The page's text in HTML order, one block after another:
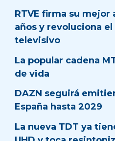
RTVE firma su mejor
años y revoluciona el
televisivo
La popular cadena
de vida
DAZN seguirá
España hasta 2029
La nueva TDT ya